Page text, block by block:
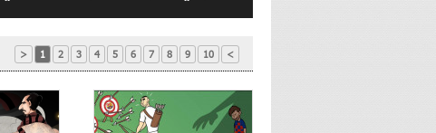
< 1 2 3 4 5 6 7 8 9 10 >